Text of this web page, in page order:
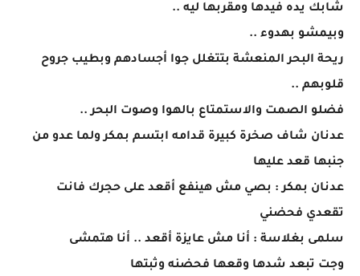
شابك يده فيدها ومقربها ليه ..
وبيمشو بهدوء ..
ريحة البحر المنعشة بتتغلل جوا أجسادهم وبطيب جروح
قلوبهم ..
فضلو الصمت والاستمتاع بالهوا وصوت البحر ..
عدنان شاف صخرة كبيرة قدامه ابتسم بمكر ولما عدو من
جنبها قعد عليها
عدنان بمكر : بصي مش هينفع أقعد على حجرك فانت
تقعدي فحضني
سلمى بغلاسة : أنا مش عايزة أقعد .. أنا هتمشى
وجت تبعد شدها وقعها فحضنه وثبتها